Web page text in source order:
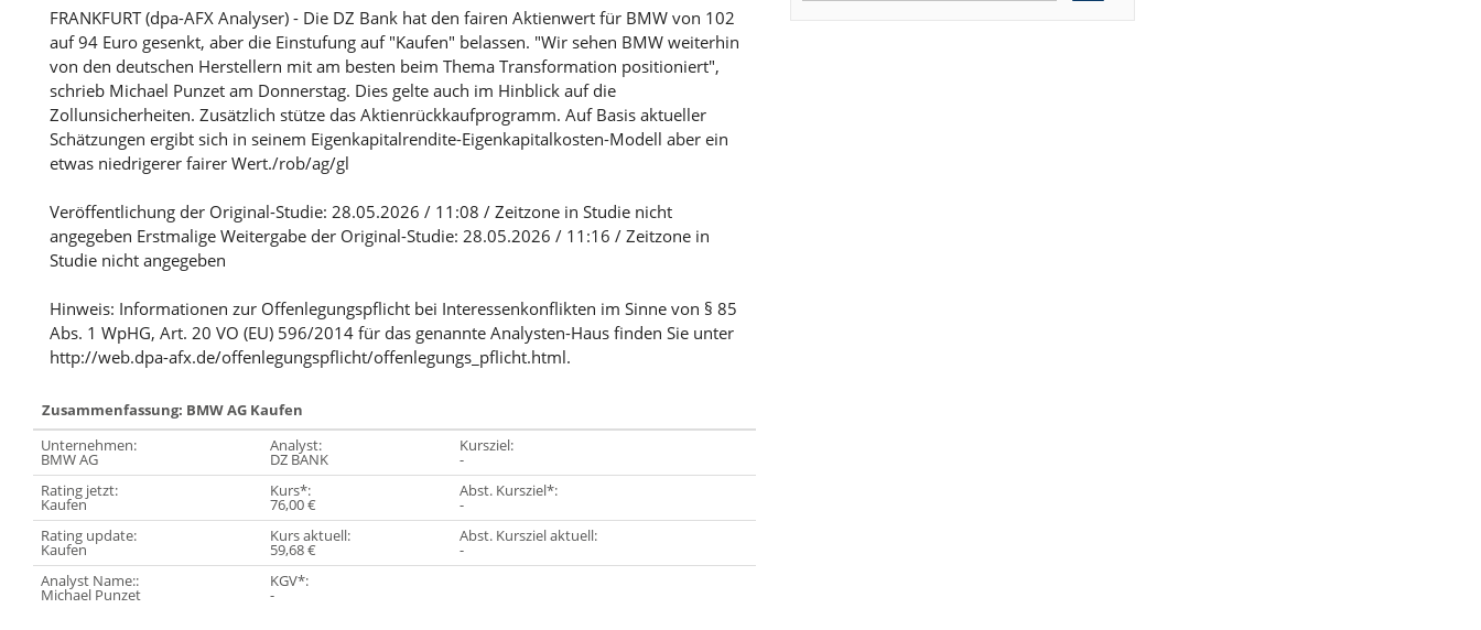
FRANKFURT (dpa-AFX Analyser) - Die DZ Bank hat den fairen Aktienwert für BMW von 102
auf 94 Euro gesenkt, aber die Einstufung auf "Kaufen" belassen. "Wir sehen BMW weiterhin
von den deutschen Herstellern mit am besten beim Thema Transformation positioniert",
schrieb Michael Punzet am Donnerstag. Dies gelte auch im Hinblick auf die
Zollunsicherheiten. Zusätzlich stütze das Aktienrückkaufprogramm. Auf Basis aktueller
Schätzungen ergibt sich in seinem Eigenkapitalrendite-Eigenkapitalkosten-Modell aber ein
etwas niedrigerer fairer Wert./rob/ag/gl
Veröffentlichung der Original-Studie: 28.05.2026 / 11:08 / Zeitzone in Studie nicht
angegeben Erstmalige Weitergabe der Original-Studie: 28.05.2026 / 11:16 / Zeitzone in
Studie nicht angegeben
Hinweis: Informationen zur Offenlegungspflicht bei Interessenkonflikten im Sinne von § 85
Abs. 1 WpHG, Art. 20 VO (EU) 596/2014 für das genannte Analysten-Haus finden Sie unter
http://web.dpa-afx.de/offenlegungspflicht/offenlegungs_pflicht.html.
Zusammenfassung: BMW AG Kaufen
Unternehmen:
BMW AG
Analyst:
DZ BANK
Kursziel:
-
Rating jetzt:
Kaufen
Kurs*:
76,00 €
Abst. Kursziel*:
-
Rating update:
Kaufen
Kurs aktuell:
59,68 €
Abst. Kursziel aktuell:
-
Analyst Name::
Michael Punzet
KGV*:
-